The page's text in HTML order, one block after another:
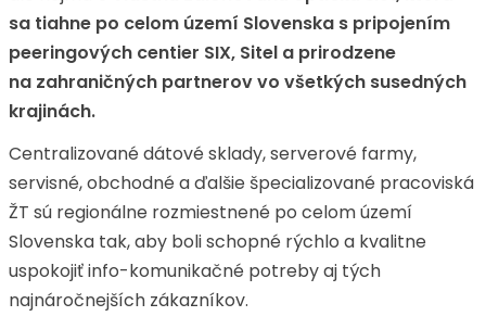
sa tiahne po celom území Slovenska s pripojením
peeringových centier SIX, Sitel a prirodzene
na zahraničných partnerov vo všetkých susedných
krajinách.
Centralizované dátové sklady, serverové farmy,
servisné, obchodné a ďalšie špecializované pracoviská
ŽT sú regionálne rozmiestnené po celom území
Slovenska tak, aby boli schopné rýchlo a kvalitne
uspokojiť info-komunikačné potreby aj tých
najnáročnejších zákazníkov.